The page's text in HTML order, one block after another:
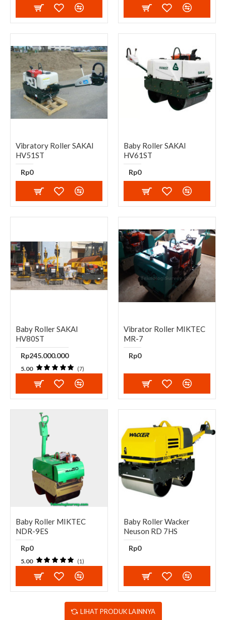
Vibratory Roller SAKAI
HV51ST
Rp0
Baby Roller SAKAI
HV61ST
Rp0
Baby Roller SAKAI
HV80ST
Rp245.000.000
5.00 (7)
Vibrator Roller MIKTEC
MR-7
Rp0
Baby Roller MIKTEC
NDR-9ES
Rp0
5.00 (1)
Baby Roller Wacker
Neuson RD 7HS
Rp0
LIHAT PRODUK LAINNYA